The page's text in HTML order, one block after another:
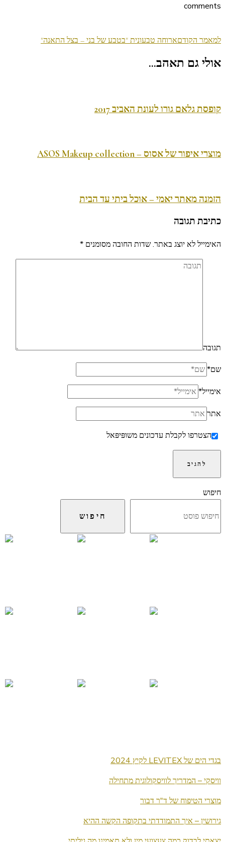
comments
ניווט
למאמר הקודםארוחה טבעונית "בטבע של בני – בצל התאנה"
אולי גם תאהב...
קופסת גלאם גורו לעונת האביב 2017
מוצרי איפור של אסוס – ASOS Makeup collection
הזמנה מאתר יאמי – אוכל ביתי עד הבית
כתיבת תגובה
האימייל לא יוצג באתר.שדות החובה מסומנים *
תגובה
שם*
אימייל*
אתר
הצטרפו לקבלת עדכונים משופּיפּאל
חיפוש
חיפוש
בגדי הים של LEVITEX לקיץ 2024
וויסקי – המדריך לוויסקולוגית מתחילה
מוצרי הטיפוח של ד"ר דבור
גירושין – איך התמודדתי בתקופה הקשה ההיא